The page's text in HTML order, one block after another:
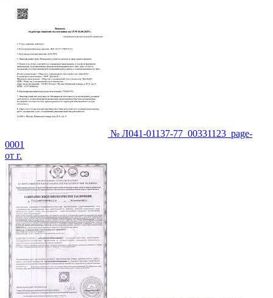
№ Л041-01137-77_00331123_page-
0001
от г.